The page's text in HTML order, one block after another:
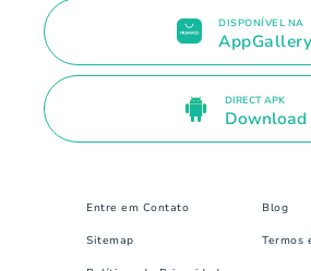
DISPONÍVEL NA
AppGallery
DIRECT APK
Download
Entre em Contato Blog
Sitemap Termos